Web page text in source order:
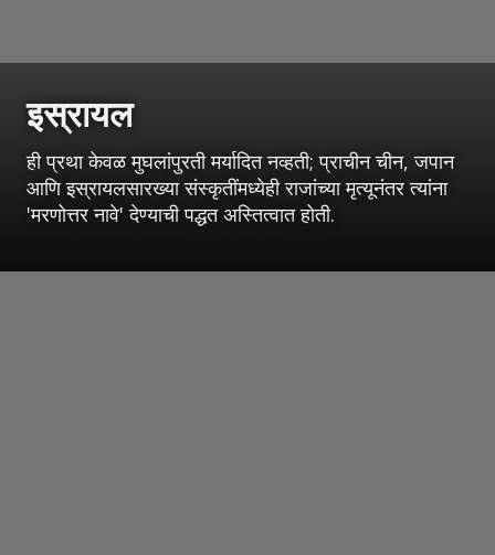
इस्रायल
ही प्रथा केवळ मुघलांपुरती मर्यादित नव्हती; प्राचीन चीन, जपान
आणि इस्रायलसारख्या संस्कृतींमध्येही राजांच्या मृत्यूनंतर त्यांना
'मरणोत्तर नावे' देण्याची पद्धत अस्तित्वात होती.